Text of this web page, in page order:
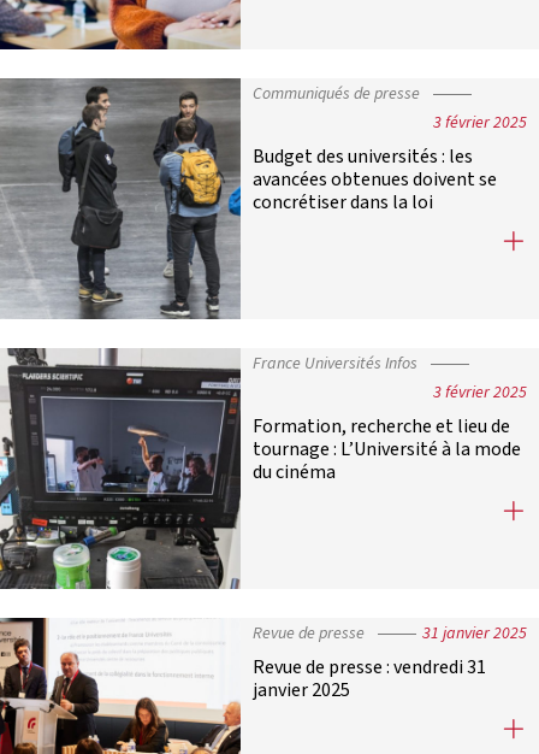
Communiqués de presse
3 février 2025
Budget des universités : les
avancées obtenues doivent se
concrétiser dans la loi
Budget des universités : les
France Universités Infos
3 février 2025
Formation, recherche et lieu de
tournage : L’Université à la mode
du cinéma
Formation, recherche et lieu de
Revue de presse 31 janvier 2025
Revue de presse : vendredi 31
janvier 2025
Revue de presse : vendredi 31